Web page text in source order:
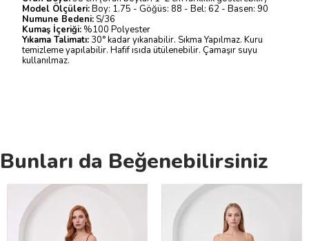
Model Ölçüleri:Boy: 1.75 - Göğüs: 88 - Bel: 62 - Basen: 90
Numune Bedeni: S/36
Kumaş İçeriği: %100 Polyester
Yıkama Talimatı:30° kadar yıkanabilir. Sıkma Yapılmaz. Kuru
temizleme yapılabilir. Hafif ısıda ütülenebilir. Çamaşır suyu
kullanılmaz.
Bunları da Beğenebilirsiniz